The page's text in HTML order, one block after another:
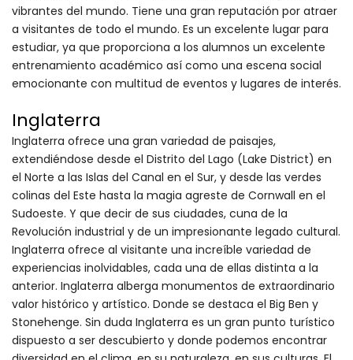
vibrantes del mundo. Tiene una gran reputación por atraer
a visitantes de todo el mundo. Es un excelente lugar para
estudiar, ya que proporciona a los alumnos un excelente
entrenamiento académico así como una escena social
emocionante con multitud de eventos y lugares de interés.
Inglaterra
Inglaterra ofrece una gran variedad de paisajes,
extendiéndose desde el Distrito del Lago (Lake District) en
el Norte a las Islas del Canal en el Sur, y desde las verdes
colinas del Este hasta la magia agreste de Cornwall en el
Sudoeste. Y que decir de sus ciudades, cuna de la
Revolución industrial y de un impresionante legado cultural.
Inglaterra ofrece al visitante una increíble variedad de
experiencias inolvidables, cada una de ellas distinta a la
anterior. Inglaterra alberga monumentos de extraordinario
valor histórico y artístico. Donde se destaca el Big Ben y
Stonehenge. Sin duda Inglaterra es un gran punto turístico
dispuesto a ser descubierto y donde podemos encontrar